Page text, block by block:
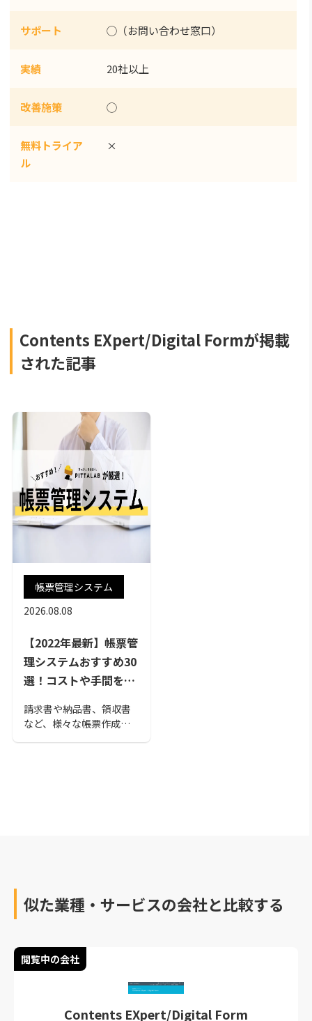
サポート ◯（お問い合わせ窓口）
実績 20社以上
改善施策 ◯
無料トライア
ル
×
Contents EXpert/Digital Formが掲載
された記事
帳票管理システム
2026.08.08
【2022年最新】帳票管
理システムおすすめ30
選！コストや手間を削
請求書や納品書、領収書
など、様々な帳票作成に
似た業種・サービスの会社と比較する
閲覧中の会社
Contents EXpert/Digital Form